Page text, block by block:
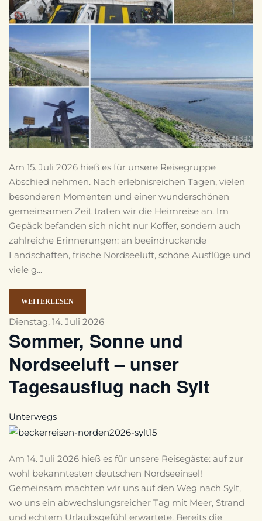
Am 15. Juli 2026 hieß es für unsere Reisegruppe
Abschied nehmen. Nach erlebnisreichen Tagen, vielen
besonderen Momenten und einer wunderschönen
gemeinsamen Zeit traten wir die Heimreise an. Im
Gepäck befanden sich nicht nur Koffer, sondern auch
zahlreiche Erinnerungen: an beeindruckende
Landschaften, frische Nordseeluft, schöne Ausflüge und
viele g...
WEITERLESEN
Dienstag, 14. Juli 2026
Sommer, Sonne und
Nordseeluft – unser
Tagesausflug nach Sylt
Unterwegs
Am 14. Juli 2026 hieß es für unsere Reisegäste: auf zur
wohl bekanntesten deutschen Nordseeinsel!
Gemeinsam machten wir uns auf den Weg nach Sylt,
wo uns ein abwechslungsreicher Tag mit Meer, Strand
und echtem Urlaubsgefühl erwartete. Bereits die